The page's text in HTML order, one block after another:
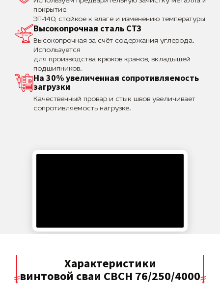
покрытие
ЭП-140, стойкое к влаге и изменению температуры
Высокопрочная сталь СТЗ
Высокопрочная за счёт содержания углерода.
Используется
для производства крюков кранов, вкладышей
подшипников.
На 30% увеличенная сопротивляемость
загрузки
Качественный провар и стык швов увеличивает
сопротивляемость нагрузке.
Характеристики
винтовой сваи СВСН 76/250/4000